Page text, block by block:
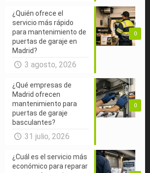
0
¿Quién ofrece el
servicio más rápido
para mantenimiento de
puertas de garaje en
Madrid?
3 agosto, 2026
0
¿Qué empresas de
Madrid ofrecen
mantenimiento para
puertas de garaje
basculantes?
31 julio, 2026
¿Cuál es el servicio más
económico para reparar